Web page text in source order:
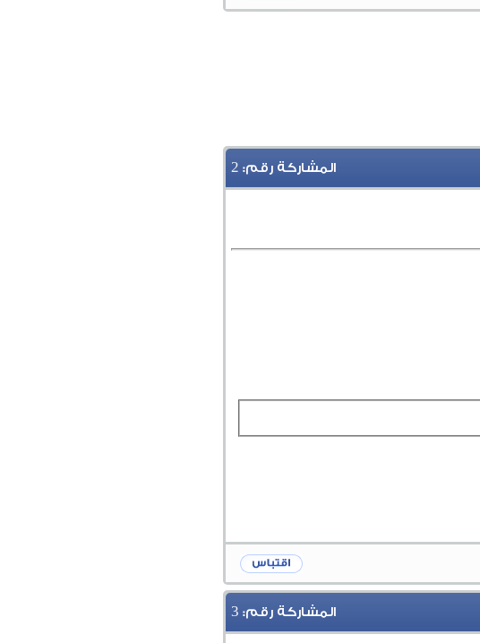
المشاركة رقم: 2
المشاركة رقم: 3